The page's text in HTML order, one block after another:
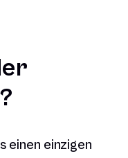
einen einzigen